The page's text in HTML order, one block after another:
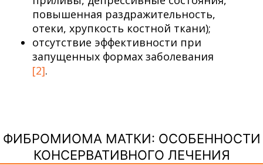
повышенная раздражительность,
отеки, хрупкость костной ткани);
отсутствие эффективности при
запущенных формах заболевания
[2].
ФИБРОМИОМА МАТКИ: ОСОБЕННОСТИ
КОНСЕРВАТИВНОГО ЛЕЧЕНИЯ